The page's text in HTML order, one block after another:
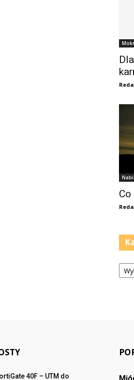
Co
40F – UTM do